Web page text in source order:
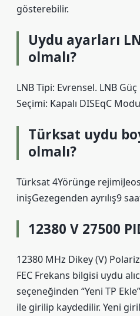
gösterebilir.
Uydu ayarları
olmalı?
LNB Tipi: Evrensel. LNB Güç
Seçimi: Kapalı DISEqC
Türksat uydu
olmalı?
Türksat 4Yörünge
inişGezegenden ayrılış9
12380 V 27500
12380 MHz Dikey (V)
FEC Frekans bilgisi uydu
seçeneğinden “Yeni TP
ile girilip kaydedilir. Yeni